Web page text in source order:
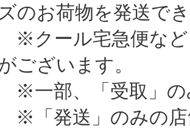
ズのお荷物を発送で
ール宅急便など
ございます。
部、「受取」の
発送」のみの店